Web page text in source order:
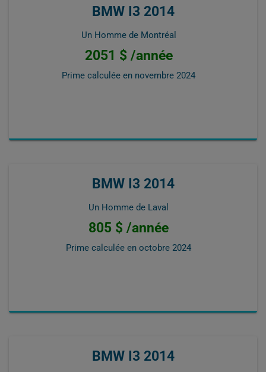
BMW I3 2014
Un Homme de Montréal
2051 $ /année
Prime calculée en novembre 2024
BMW I3 2014
Un Homme de Laval
805 $ /année
Prime calculée en octobre 2024
BMW I3 2014